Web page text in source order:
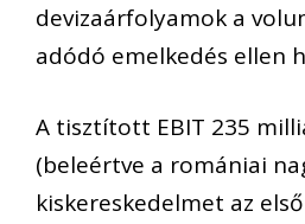
devizaárfolyamok a
adódó emelkedés ellen
A tisztított EBIT 235
(beleértve a romániai
kiskereskedelmet az